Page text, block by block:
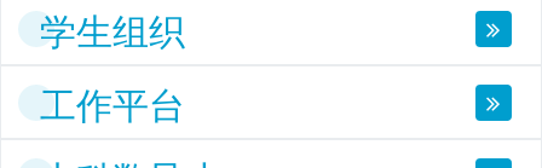
学生组织
工作平台